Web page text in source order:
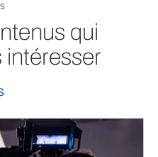
qui
intéresser